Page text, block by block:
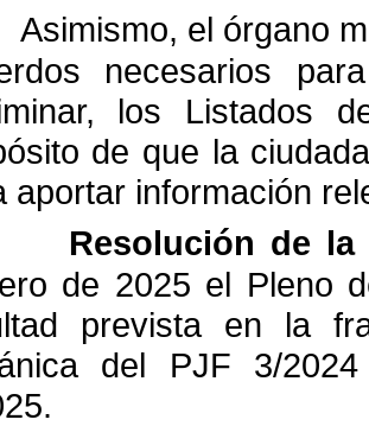
Asimismo, el órgano
necesarios
para
los Listados
de que la
aportar información
Resolución de la
de 2025 el Pleno
prevista en la
del PJF
3/2024